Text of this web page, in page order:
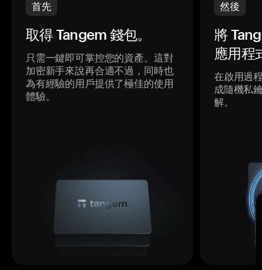
首先
取得 Tangem 錢包。
只需一鍵即可掌控您的資產。這對
加密新手來說再合適不過，同時也
為有經驗的用戶提供了極佳的使用
體驗。
然後
將
應用程
在啟用過
成隨機私
解。